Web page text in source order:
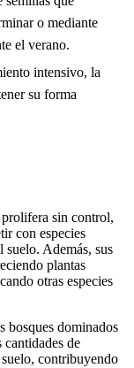
o mediante
el verano.
intensivo, la
su forma
prolifera sin control,
con especies
suelo. Además, sus
plantas
otras especies
bosques dominados
cantidades de
contribuyendo